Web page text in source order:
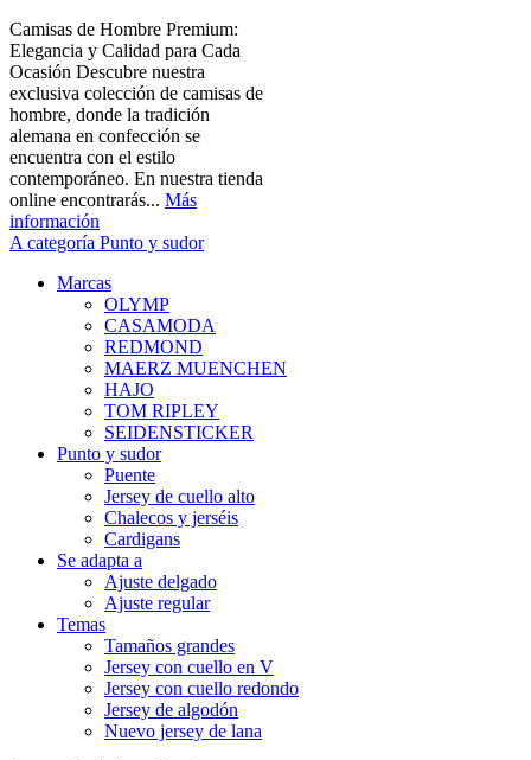
Camisas de Hombre Premium:
Elegancia y Calidad para Cada
Ocasión Descubre nuestra
exclusiva colección de camisas de
hombre, donde la tradición
alemana en confección se
encuentra con el estilo
contemporáneo. En nuestra tienda
online encontrarás... Más
información
A categoría Punto y sudor
Marcas
OLYMP
CASAMODA
REDMOND
MAERZ MUENCHEN
HAJO
TOM RIPLEY
SEIDENSTICKER
Punto y sudor
Puente
Jersey de cuello alto
Chalecos y jerséis
Cardigans
Se adapta a
Ajuste delgado
Ajuste regular
Temas
Tamaños grandes
Jersey con cuello en V
Jersey con cuello redondo
Jersey de algodón
Nuevo jersey de lana